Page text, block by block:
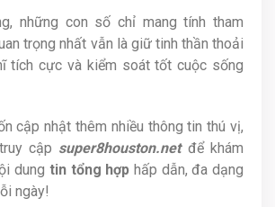
những con số chỉ mang tính tham
trọng nhất vẫn là giữ tinh thần thoải
tích cực và kiểm soát tốt cuộc sống
cập nhật thêm nhiều thông tin thú vị,
cập super8houston.netđể khám
dung tin tổng hợp hấp dẫn, đa dạng
ngày!